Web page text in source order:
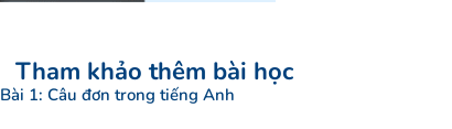
Tham khảo thêm bài học
Bài 1: Câu đơn trong tiếng Anh